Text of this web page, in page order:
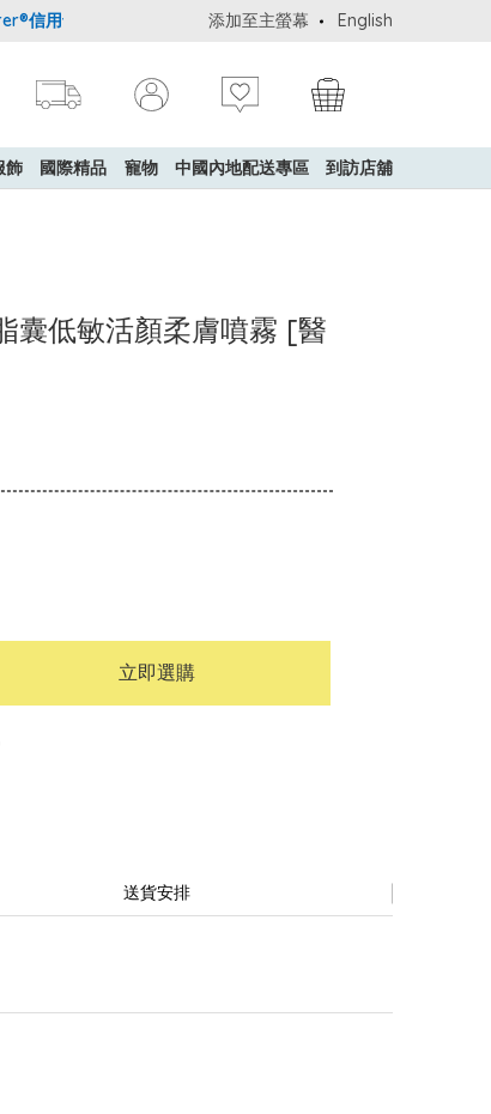
用卡會員購物禮遇：高達5%簽賬回贈！ 購買一般貨品(冷凍
添加至主螢幕 English
飾 國際精品 寵物 中國內地配送專區 到訪店舖
囊低敏活顏柔膚噴霧 [醫
立即選購
送貨安排